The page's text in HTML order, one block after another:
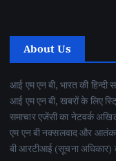
About Us
आई एम एन बी, भारत की
आई एम एन बी, खबरों के लिए
समाचार एजेंसी का नेटवर्क
एम एन बी नक्सलवाद और
बी आरटीआई (सूचना अधिकार)